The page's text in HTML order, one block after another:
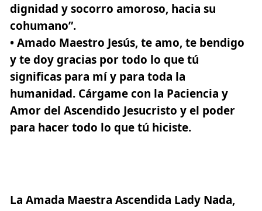
dignidad y socorro amoroso, hacia su
cohumano”.
• Amado Maestro Jesús, te amo, te bendigo
y te doy gracias por todo lo que tú
significas para mí y para toda la
humanidad. Cárgame con la Paciencia y
Amor del Ascendido Jesucristo y el poder
para hacer todo lo que tú hiciste.
La Amada Maestra Ascendida Lady Nada,